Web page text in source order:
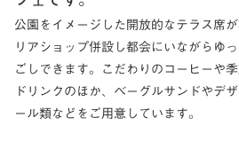
公園をイメージした開放的なテラス席
リアショップ併設し都会にいながらゆ
ごしできます。こだわりのコーヒーや
ドリンクのほか、ベーグルサンドやデ
ール類などをご用意しています。